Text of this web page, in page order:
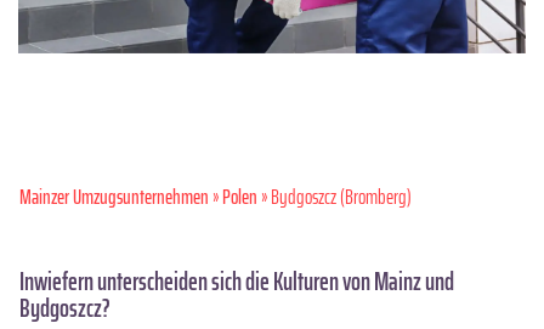
Mainzer Umzugsunternehmen»Polen» Bydgoszcz (Bromberg)
Inwiefern unterscheiden sich die Kulturen von Mainz und
Bydgoszcz?